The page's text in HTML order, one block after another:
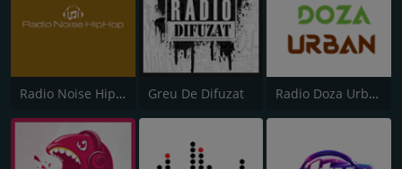
Radio Noise HipHop Greu De Difuzat Radio Doza Urban